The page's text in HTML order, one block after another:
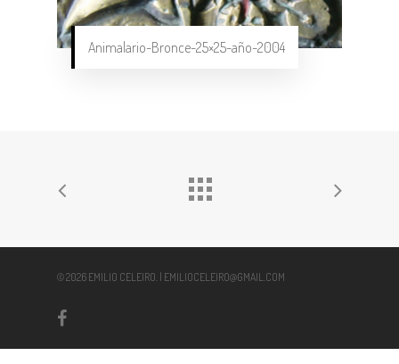
Animalario-Bronce-25×25-año-2004
© 2026 EMILIO CELEIRO. | EMILIOCELEIRO@GMAIL.COM